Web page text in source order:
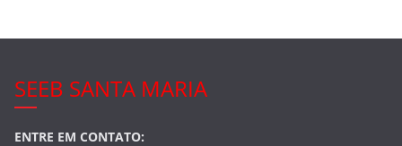
SEEB SANTA MARIA
ENTRE EM CONTATO: